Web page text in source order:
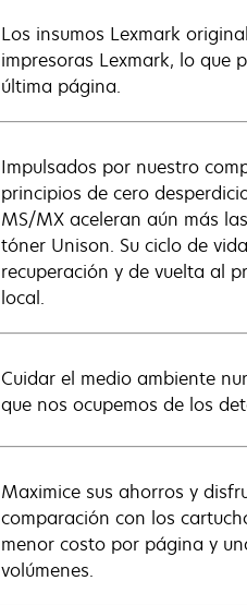
Los insumos Lexmark
impresoras Lexmark, lo que
última página.
Impulsados por nuestro
principios de cero
MS/MX aceleran aún más
tóner Unison. Su ciclo de
recuperación y de vuelta al
local.
Cuidar el medio ambiente
que nos ocupemos de los
Maximice sus ahorros y
comparación con los
menor costo por página y
volúmenes.